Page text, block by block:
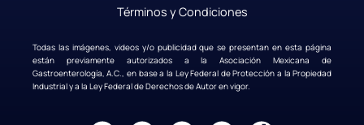
Términos y Condiciones
Todas las imágenes, videos y/o publicidad que se presentan en esta página
están previamente autorizados a la Asociación Mexicana de
Gastroenterología, A.C., en base a la Ley Federal de Protección a la Propiedad
Industrial y a la Ley Federal de Derechos de Autor en vigor.